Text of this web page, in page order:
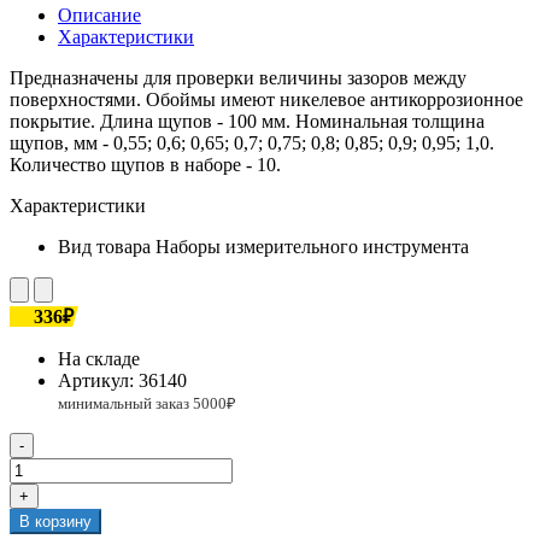
Описание
Характеристики
Предназначены для проверки величины зазоров между
поверхностями. Обоймы имеют никелевое антикоррозионное
покрытие. Длина щупов - 100 мм. Номинальная толщина
щупов, мм - 0,55; 0,6; 0,65; 0,7; 0,75; 0,8; 0,85; 0,9; 0,95; 1,0.
Количество щупов в наборе - 10.
Характеристики
Вид товара Наборы измерительного инструмента
336₽
На складе
Артикул: 36140
-
+
В корзину